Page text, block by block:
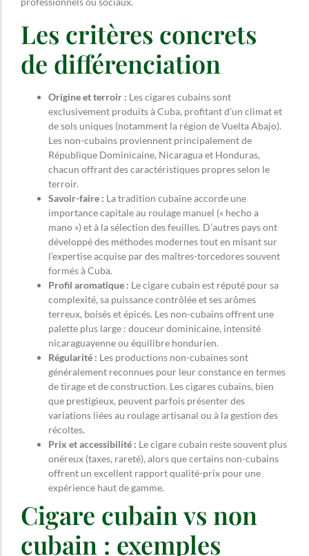
Les critères concrets
de différenciation
Origine et terroir : Les cigares cubains sont
exclusivement produits à Cuba, profitant d’un climat et
de sols uniques (notamment la région de Vuelta Abajo).
Les non-cubains proviennent principalement de
République Dominicaine, Nicaragua et Honduras,
chacun offrant des caractéristiques propres selon le
terroir.
Savoir-faire : La tradition cubaine accorde une
importance capitale au roulage manuel (« hecho a
mano ») et à la sélection des feuilles. D’autres pays ont
développé des méthodes modernes tout en misant sur
l’expertise acquise par des maîtres-torcedores souvent
formés à Cuba.
Profil aromatique : Le cigare cubain est réputé pour sa
complexité, sa puissance contrôlée et ses arômes
terreux, boisés et épicés. Les non-cubains offrent une
palette plus large : douceur dominicaine, intensité
nicaraguayenne ou équilibre hondurien.
Régularité : Les productions non-cubaines sont
généralement reconnues pour leur constance en termes
de tirage et de construction. Les cigares cubains, bien
que prestigieux, peuvent parfois présenter des
variations liées au roulage artisanal ou à la gestion des
récoltes.
Prix et accessibilité : Le cigare cubain reste souvent plus
onéreux (taxes, rareté), alors que certains non-cubains
offrent un excellent rapport qualité-prix pour une
expérience haut de gamme.
Cigare cubain vs non
cubain : exemples